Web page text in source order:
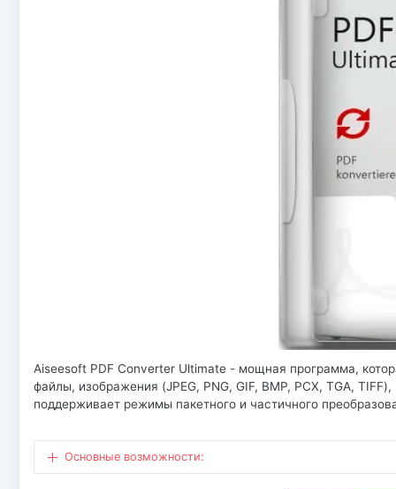
Aiseesoft PDF Converter Ultimate - мощная программа,
файлы, изображения (JPEG, PNG, GIF, BMP, PCX, TGA,
поддерживает режимы пакетного и частичного
Основные возможности: